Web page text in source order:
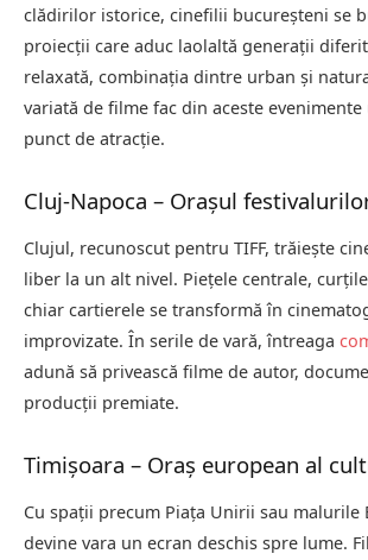
clădirilor istorice, cinefilii bucureșteni se
proiecții care aduc laolaltă generații
relaxată, combinația dintre urban și
variată de filme fac din aceste
punct de atracție.
Cluj-Napoca – Orașul
Clujul, recunoscut pentru TIFF, trăiește
liber la un alt nivel. Piețele centrale,
chiar cartierele se transformă în
improvizate. În serile de vară, întreaga
adună să privească filme de autor,
producții premiate.
Timișoara – Oraș european al
Cu spații precum Piața Unirii sau malurile
devine vara un ecran deschis spre lume.